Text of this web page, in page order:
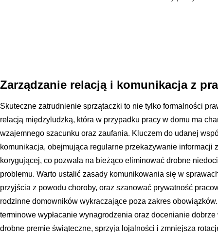
Zarządzanie relacją i komunikacja z
Skuteczne zatrudnienie sprzątaczki to nie tylko formalności
relacją międzyludzką, która w przypadku pracy w domu ma
wzajemnego szacunku oraz zaufania. Kluczem do udanej
komunikacja, obejmująca regularne przekazywanie informacji
korygującej, co pozwala na bieżąco eliminować drobne
problemu. Warto ustalić zasady komunikowania się w
przyjścia z powodu choroby, oraz szanować prywatność
rodzinne domowników wykraczające poza zakres
terminowe wypłacanie wynagrodzenia oraz docenianie
drobne premie świąteczne, sprzyja lojalności i zmniejsza